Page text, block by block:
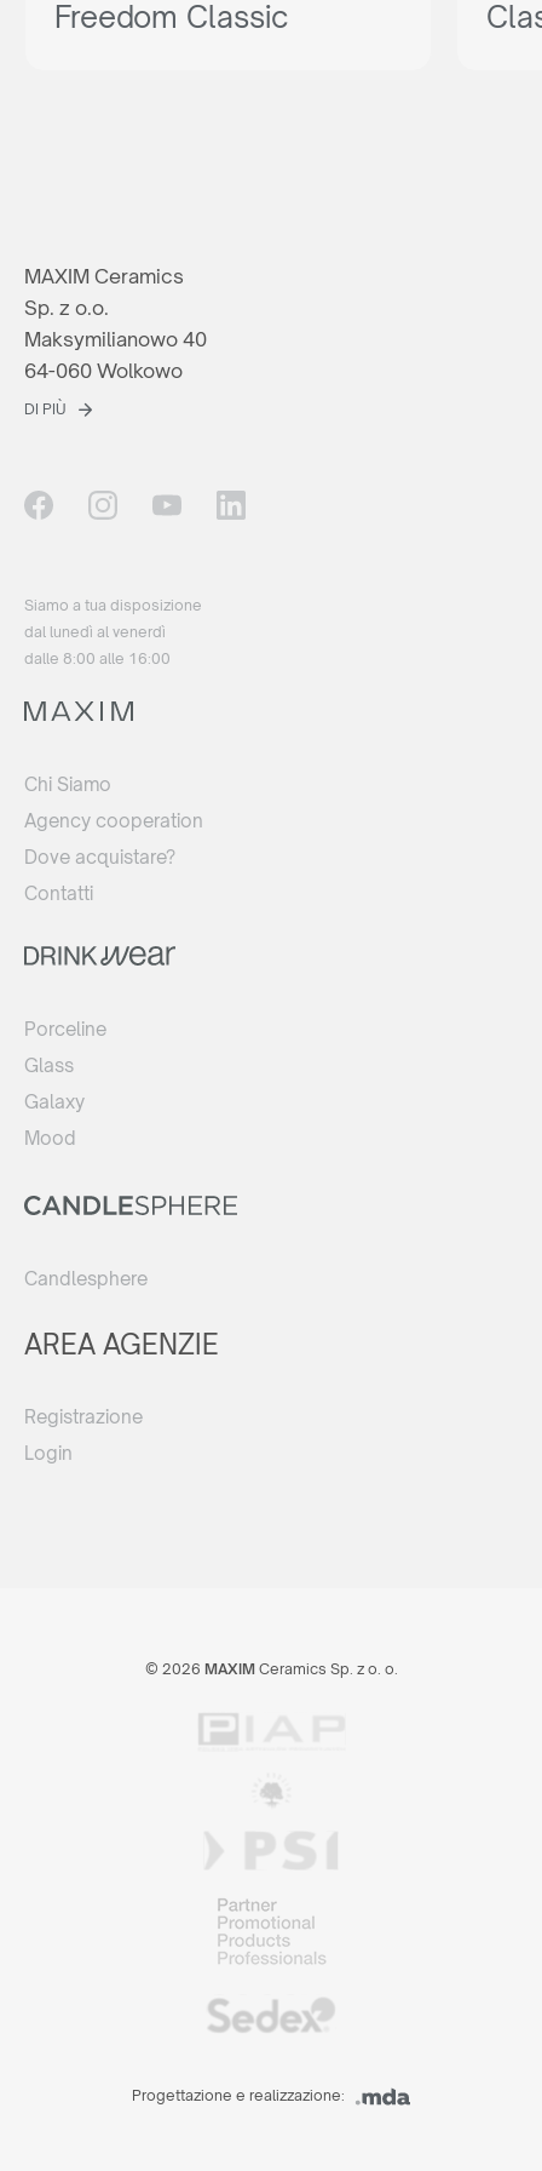
Freedom Classic
MAXIM Ceramics
Sp. z o.o.
Maksymilianowo 40
64-060 Wolkowo
DI PIÙ
Siamo a tua disposizione
dal lunedì al venerdì
dalle 8:00 alle 16:00
Chi Siamo
Agency cooperation
Dove acquistare?
Contatti
Porceline
Glass
Galaxy
Mood
Candlesphere
AREA AGENZIE
Registrazione
Login
© 2026 MAXIMCeramics Sp. z o. o.
Progettazione e realizzazione: